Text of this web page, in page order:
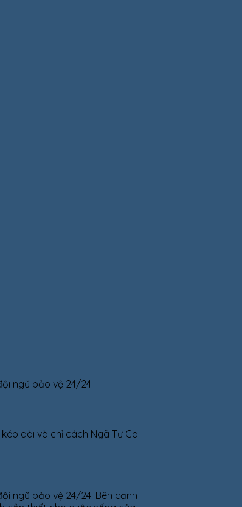
ngũ bảo vệ 24/24.
dài và chỉ cách Ngã Tư Ga
ngũ bảo vệ 24/24. Bên cạnh